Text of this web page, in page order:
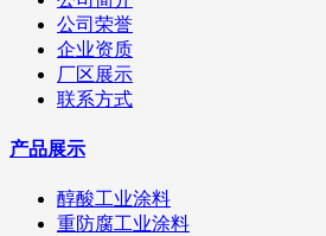
公司荣誉
企业资质
厂区展示
联系方式
产品展示
醇酸工业涂料
重防腐工业涂料